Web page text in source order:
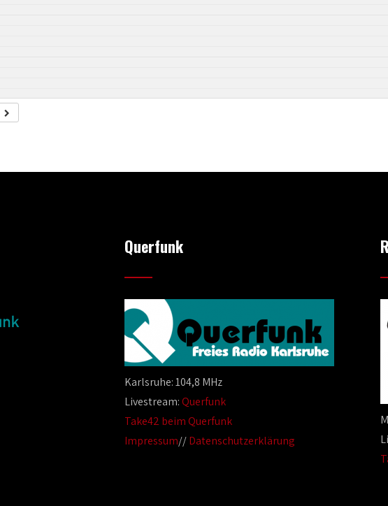
Querfunk
Karlsruhe: 104,8 MHz
Livestream:Querfunk
Take42 beim Querfunk
Impressum//Datenschutzerklärung